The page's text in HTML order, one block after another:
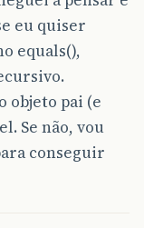
eu quiser
equals(),
objeto pai (e
Se não, vou
conseguir